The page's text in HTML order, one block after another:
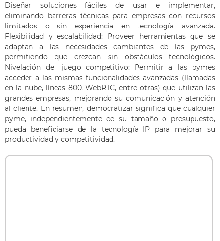
Diseñar soluciones fáciles de usar e implementar,
eliminando barreras técnicas para empresas con recursos
limitados o sin experiencia en tecnología avanzada.
Flexibilidad y escalabilidad: Proveer herramientas que se
adaptan a las necesidades cambiantes de las pymes,
permitiendo que crezcan sin obstáculos tecnológicos.
Nivelación del juego competitivo: Permitir a las pymes
acceder a las mismas funcionalidades avanzadas (llamadas
en la nube, líneas 800, WebRTC, entre otras) que utilizan las
grandes empresas, mejorando su comunicación y atención
al cliente. En resumen, democratizar significa que cualquier
pyme, independientemente de su tamaño o presupuesto,
pueda beneficiarse de la tecnología IP para mejorar su
productividad y competitividad.